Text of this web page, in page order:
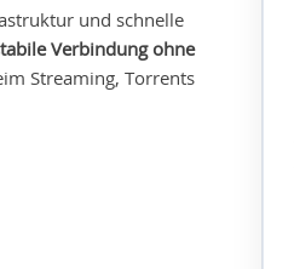
und schnelle
Verbindung ohne
Streaming, Torrents